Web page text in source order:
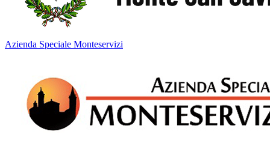
Azienda Speciale Monteservizi